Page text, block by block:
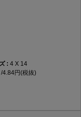
4 X 14
4.84円(税抜)